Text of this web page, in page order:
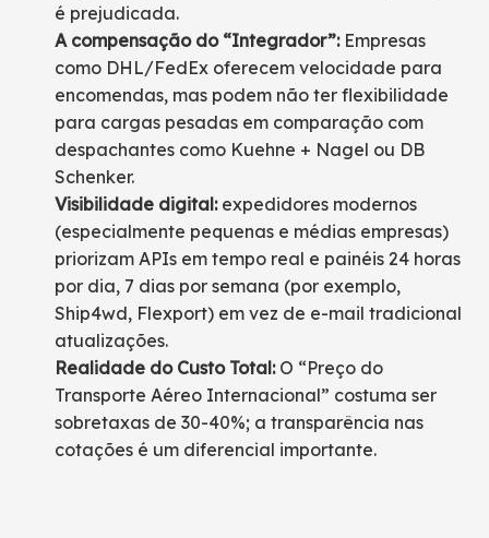
é prejudicada.
A compensação do “Integrador”: Empresas
como DHL/FedEx oferecem velocidade para
encomendas, mas podem não ter flexibilidade
para cargas pesadas em comparação com
despachantes como Kuehne + Nagel ou DB
Schenker.
Visibilidade digital: expedidores modernos
(especialmente pequenas e médias empresas)
priorizam APIs em tempo real e painéis 24 horas
por dia, 7 dias por semana (por exemplo,
Ship4wd, Flexport) em vez de e-mail tradicional
atualizações.
Realidade do Custo Total: O “Preço do
Transporte Aéreo Internacional” costuma ser
sobretaxas de 30-40%; a transparência nas
cotações é um diferencial importante.